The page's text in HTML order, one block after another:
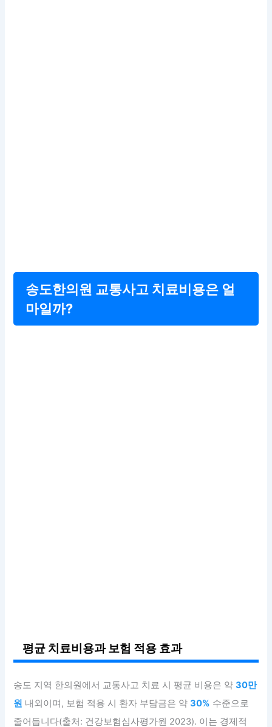
송도한의원 교통사고 치료비용은 얼
마일까?
평균 치료비용과 보험 적용 효과
송도 지역 한의원에서 교통사고 치료 시 평균 비용은 약30만
원 내외이며, 보험 적용 시 환자 부담금은 약30% 수준으로
줄어듭니다(출처: 건강보험심사평가원 2023). 이는 경제적